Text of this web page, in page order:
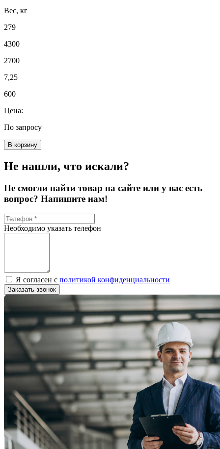
Вес, кг
279
4300
2700
7,25
600
Цена:
По запросу
В корзину
Не нашли, что искали?
Не смогли найти товар на сайте или у вас есть
вопрос? Напишите нам!
Необходимо указать телефон
Я согласен с политикой конфиденциальности
Заказать звонок